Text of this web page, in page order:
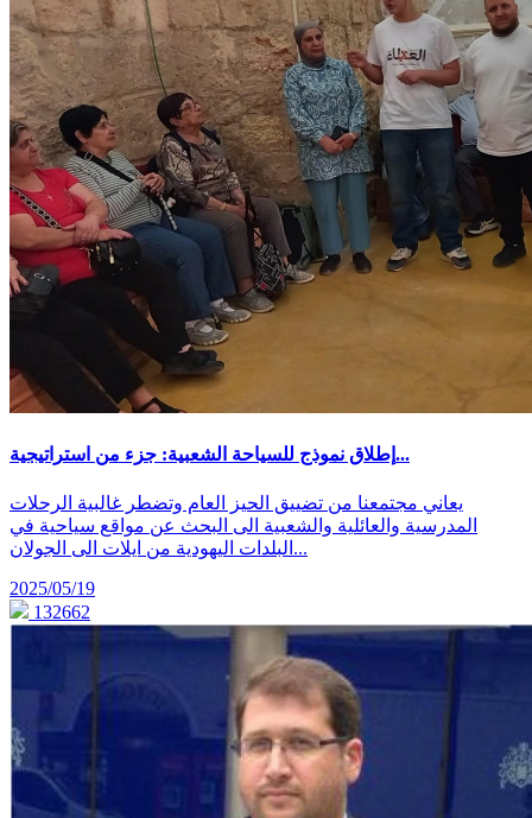
إطلاق نموذج للسياحة الشعبية: جزء من استراتيجية...
يعاني مجتمعنا من تضييق الحيز العام وتضطر غالبية الرحلات
المدرسية والعائلية والشعبية الى البحث عن مواقع سياحية في
البلدات اليهودية من ايلات الى الجولان...
2025/05/19
132662